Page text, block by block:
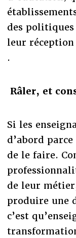
des
leur
.
Râler, et
Si les
d’abord
de le faire.
de leur
produire une
c’est